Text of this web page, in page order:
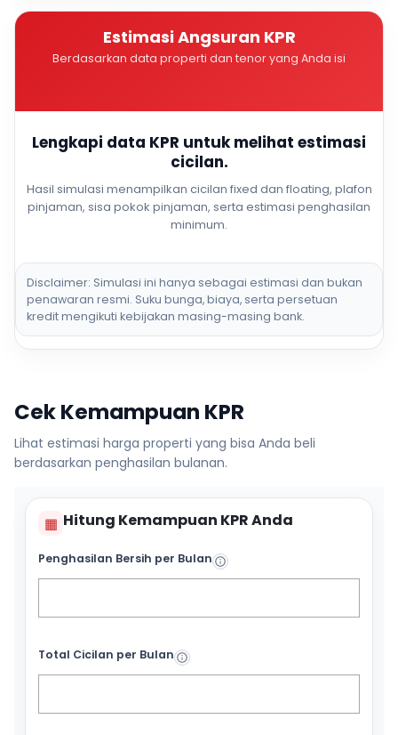
Estimasi Angsuran KPR
Berdasarkan data properti dan tenor yang Anda isi
Lengkapi data KPR untuk melihat estimasi
cicilan.
Hasil simulasi menampilkan cicilan fixed dan floating, plafon
pinjaman, sisa pokok pinjaman, serta estimasi penghasilan
minimum.
Disclaimer: Simulasi ini hanya sebagai estimasi dan bukan
penawaran resmi. Suku bunga, biaya, serta persetuan
kredit mengikuti kebijakan masing-masing bank.
Cek Kemampuan KPR
Lihat estimasi harga properti yang bisa Anda beli
berdasarkan penghasilan bulanan.
▦ Hitung Kemampuan KPR Anda
Penghasilan Bersih per Bulan
Total Cicilan per Bulan